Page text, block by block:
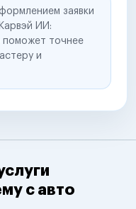
заявки
ИИ:
поможет точнее
и
с авто